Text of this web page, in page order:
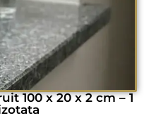
100 x 20 x 2 cm – 1